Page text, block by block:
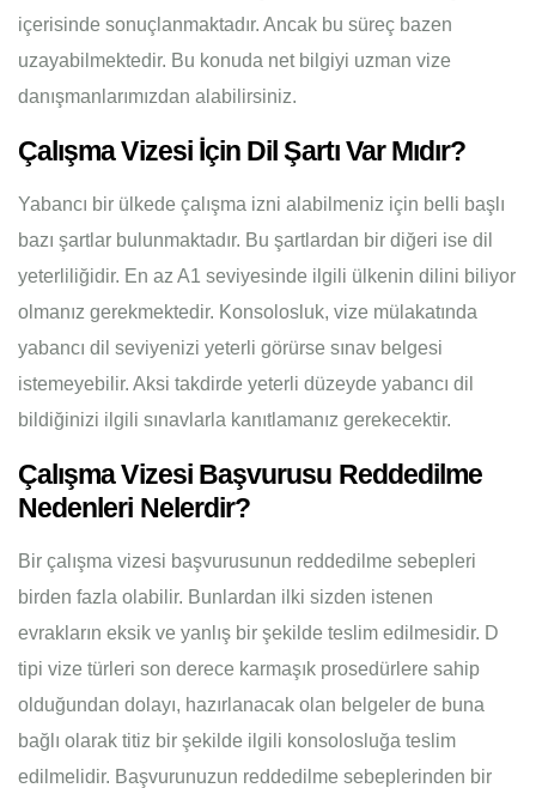
içerisinde sonuçlanmaktadır. Ancak bu süreç bazen
uzayabilmektedir. Bu konuda net bilgiyi uzman vize
danışmanlarımızdan alabilirsiniz.
Çalışma Vizesi İçin Dil Şartı Var Mıdır?
Yabancı bir ülkede çalışma izni alabilmeniz için belli başlı
bazı şartlar bulunmaktadır. Bu şartlardan bir diğeri ise dil
yeterliliğidir. En az A1 seviyesinde ilgili ülkenin dilini biliyor
olmanız gerekmektedir. Konsolosluk, vize mülakatında
yabancı dil seviyenizi yeterli görürse sınav belgesi
istemeyebilir. Aksi takdirde yeterli düzeyde yabancı dil
bildiğinizi ilgili sınavlarla kanıtlamanız gerekecektir.
Çalışma Vizesi Başvurusu Reddedilme
Nedenleri Nelerdir?
Bir çalışma vizesi başvurusunun reddedilme sebepleri
birden fazla olabilir. Bunlardan ilki sizden istenen
evrakların eksik ve yanlış bir şekilde teslim edilmesidir. D
tipi vize türleri son derece karmaşık prosedürlere sahip
olduğundan dolayı, hazırlanacak olan belgeler de buna
bağlı olarak titiz bir şekilde ilgili konsolosluğa teslim
edilmelidir. Başvurunuzun reddedilme sebeplerinden bir